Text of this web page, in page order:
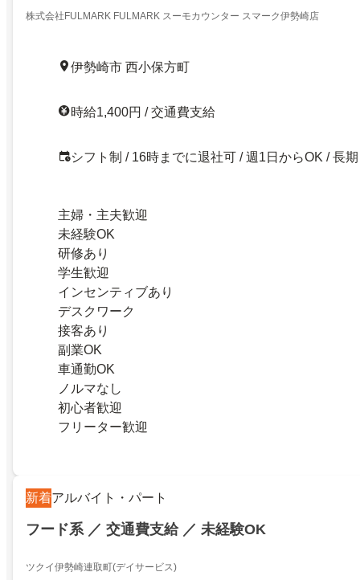
株式会社FULMARK FULMARK スーモカウンター スマーク伊勢崎店
伊勢崎市 西小保方町
時給1,400円 / 交通費支給
シフト制 / 16時までに退社可 / 週1日からOK / 長期
主婦・主夫歓迎
未経験OK
研修あり
学生歓迎
インセンティブあり
デスクワーク
接客あり
副業OK
車通勤OK
ノルマなし
初心者歓迎
フリーター歓迎
新着アルバイト・パート
フード系 ／ 交通費支給 ／ 未経験OK
ツクイ伊勢崎連取町(デイサービス)